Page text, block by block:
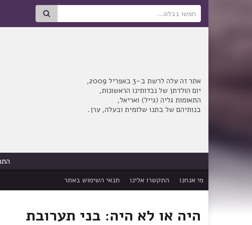
Search for:
אתר זה עלה לרשת ב-3 באפריל 2009,
יום הולדתן של נכדותינו הראשונות,
התאומות גליה (גייל) ואריאל,
בנותיהם של בתנו שלומית ובעלה, ערן.
מי אנחנו התקשרו אלינו תנאי השימוש באתר
היה או לא היה: בני תערובת